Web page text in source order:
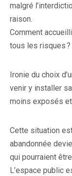
malgré
raison.
Comment
tous les risques ?
Ironie du choix
venir y installer
moins exposés
Cette situation
abandonnée
qui pourraient
L’espace public